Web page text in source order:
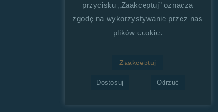
przycisku „Zaakceptuj” oznacza
zgodę na wykorzystywanie przez nas
plików cookie.
Zaakceptuj
Dostosuj Odrzuć